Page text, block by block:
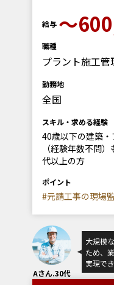
給与 ～
職種
プラント施工管
勤務地
全国
スキル・求める経験
40歳以下の建築
（経験年数不問
代以上の方
ポイント
#元請工事の現場
Aさん.30代
大規模
ため、
実現で